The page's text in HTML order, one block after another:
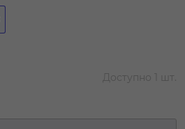
Доступно 1 шт.